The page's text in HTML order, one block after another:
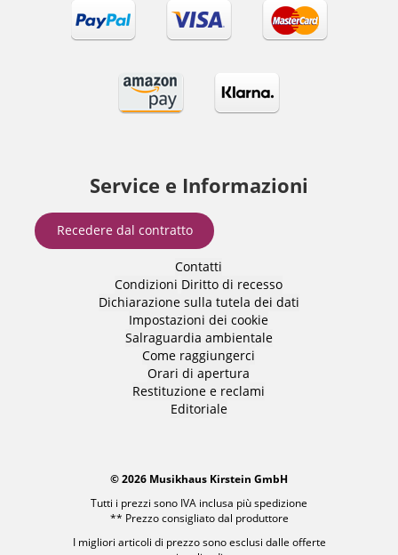
Service e Informazioni
Recedere dal contratto
Contatti
Condizioni Diritto di recesso
Dichiarazione sulla tutela dei dati
Impostazioni dei cookie
Salraguardia ambientale
Come raggiungerci
Orari di apertura
Restituzione e reclami
Editoriale
© 2026 Musikhaus Kirstein GmbH
Tutti i prezzi sono IVA inclusa piùspedizione
** Prezzo consigliato dal produttore
I migliori articoli di prezzo sono esclusi dalle offerte